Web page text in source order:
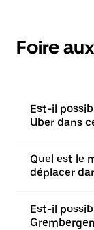
Foire
Est-il
Uber dans
Quel est le
déplacer
Est-il